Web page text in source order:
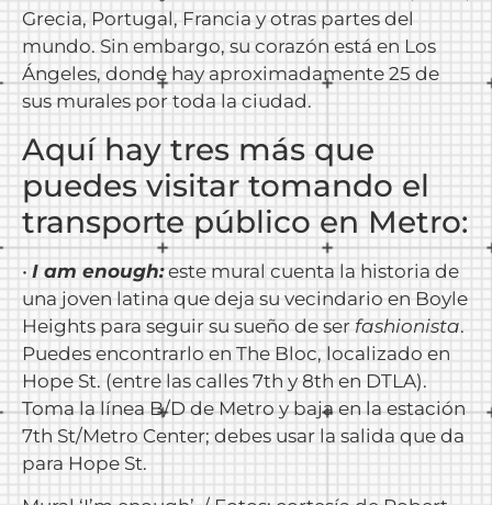
Grecia, Portugal, Francia y otras partes del
mundo. Sin embargo, su corazón está en Los
Ángeles, donde hay aproximadamente 25 de
sus murales por toda la ciudad.
Aquí hay tres más que
puedes visitar tomando el
transporte público en Metro:
• I am enough:este mural cuenta la historia de
una joven latina que deja su vecindario en Boyle
Heights para seguir su sueño de ser fashionista.
Puedes encontrarlo en The Bloc, localizado en
Hope St. (entre las calles 7th y 8th en DTLA).
Toma la línea B/D de Metro y baja en la estación
7th St/Metro Center; debes usar la salida que da
para Hope St.